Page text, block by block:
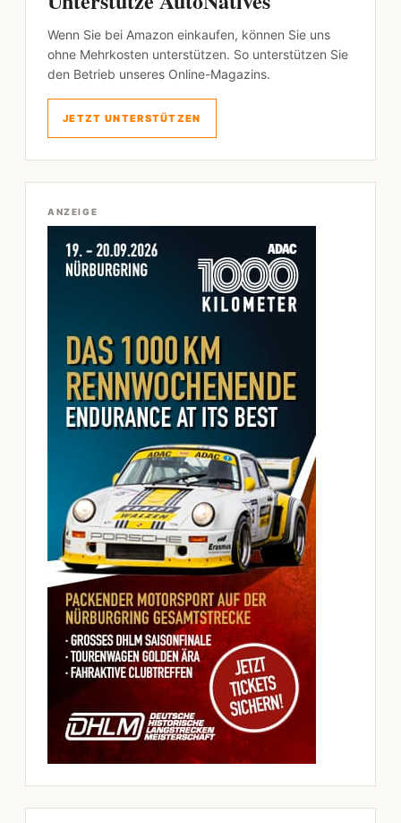
Wenn Sie bei Amazon einkaufen, können Sie uns
ohne Mehrkosten unterstützen. So unterstützen Sie
den Betrieb unseres Online-Magazins.
JETZT UNTERSTÜTZEN
ANZEIGE